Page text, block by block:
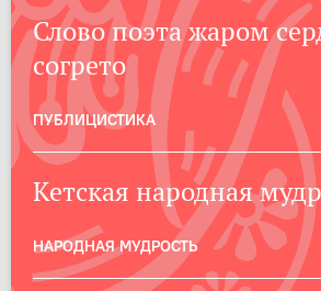
Слово поэта жаром
согрето
ПУБЛИЦИСТИКА
Кетская народная
НАРОДНАЯ МУДРОСТЬ